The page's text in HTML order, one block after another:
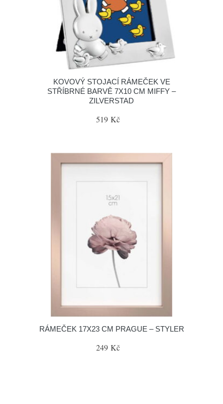
KOVOVÝ STOJACÍ RÁMEČEK VE
STŘÍBRNÉ BARVĚ 7X10 CM MIFFY –
ZILVERSTAD
519 Kč
RÁMEČEK 17X23 CM PRAGUE – STYLER
249 Kč